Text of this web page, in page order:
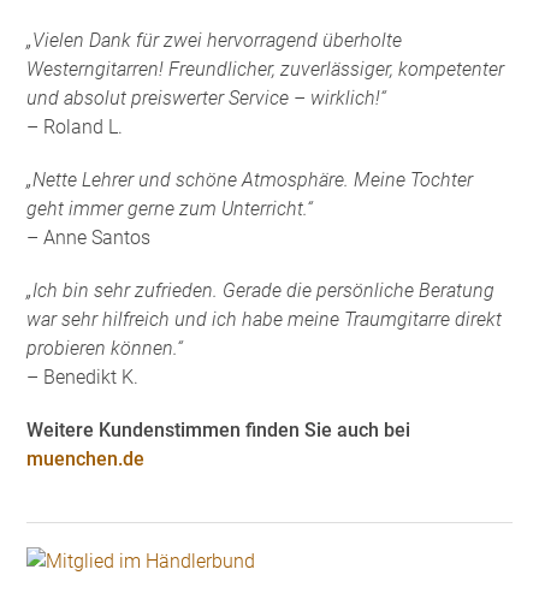
„Vielen Dank für zwei hervorragend überholte
Westerngitarren! Freundlicher, zuverlässiger, kompetenter
und absolut preiswerter Service – wirklich!“
– Roland L.
„Nette Lehrer und schöne Atmosphäre. Meine Tochter
geht immer gerne zum Unterricht.“
– Anne Santos
„Ich bin sehr zufrieden. Gerade die persönliche Beratung
war sehr hilfreich und ich habe meine Traumgitarre direkt
probieren können.“
– Benedikt K.
Weitere Kundenstimmen finden Sie auch bei
muenchen.de